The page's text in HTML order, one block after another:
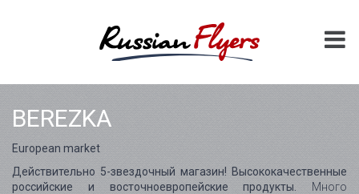
BEREZKA
European market
Действительно 5-звездочный магазин! Высококачественные
российские и восточноевропейские продукты.
Много